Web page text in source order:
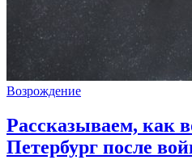
Возрождение
Рассказываем, как
Петербург после